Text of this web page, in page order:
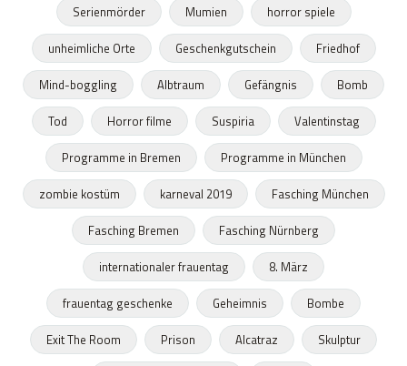
Serienmörder
Mumien
horror spiele
unheimliche Orte
Geschenkgutschein
Friedhof
Mind-boggling
Albtraum Gefängnis
Bomb
Tod
Horror filme Suspiria
Valentinstag
Programme in Bremen
Programme in München
zombie kostüm
karneval 2019
Fasching München
Fasching Bremen
Fasching Nürnberg
internationaler frauentag
8. März
frauentag geschenke
Geheimnis
Bombe
Exit The Room
Prison Alcatraz
Skulptur